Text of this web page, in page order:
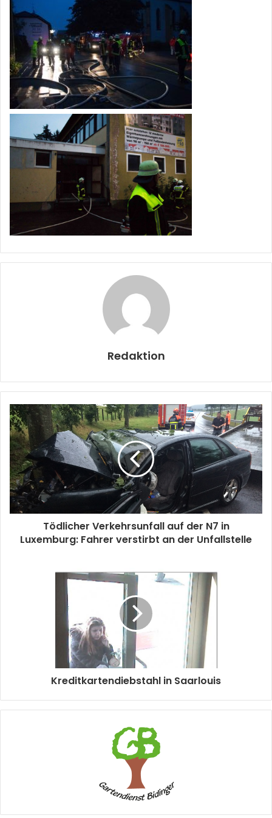
Redaktion
Tödlicher Verkehrsunfall auf der N7 in
Luxemburg: Fahrer verstirbt an der Unfallstelle
Kreditkartendiebstahl in Saarlouis